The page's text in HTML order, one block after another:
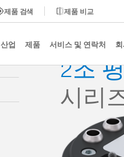
제품 검색 제품 비교
산업 제품 서비스 및 연락처
로봇 공학 MATCH - End-
2조
시리